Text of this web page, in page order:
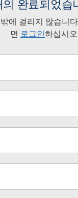
의 완료되었습
에 걸리지 않습니
면 로그인하십시